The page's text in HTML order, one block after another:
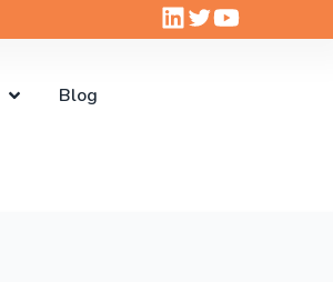
Blog